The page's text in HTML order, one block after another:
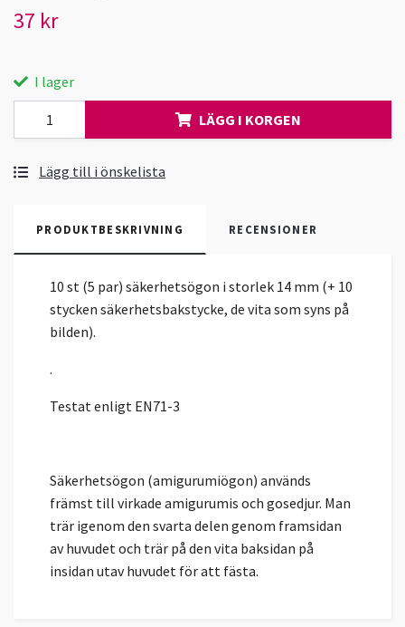
37 kr
I lager
LÄGG I KORGEN
Lägg till i önskelista
PRODUKTBESKRIVNING RECENSIONER
10 st (5 par) säkerhetsögon i storlek 14 mm (+ 10
stycken säkerhetsbakstycke, de vita som syns på
bilden).
.
Testat enligt EN71-3
Säkerhetsögon (amigurumiögon) används
främst till virkade amigurumis och gosedjur. Man
trär igenom den svarta delen genom framsidan
av huvudet och trär på den vita baksidan på
insidan utav huvudet för att fästa.